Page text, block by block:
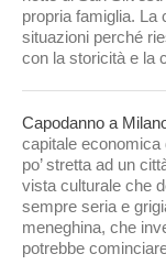
propria famiglia. La
situazioni perché
con la storicità e la
Capodanno a
capitale economica
po’ stretta ad un
vista culturale che
sempre seria e
meneghina, che
potrebbe